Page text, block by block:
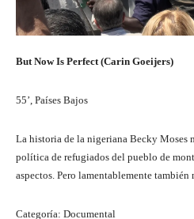
But Now Is Perfect (Carin Goeijers)
55’, Países Bajos
La historia de la nigeriana Becky Moses
política de refugiados del pueblo de
aspectos. Pero lamentablemente
Categoría: Documental